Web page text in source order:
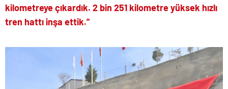
kilometreye çıkardık. 2 bin 251 kilometre yüksek hızlı
tren hattı inşa ettik.”